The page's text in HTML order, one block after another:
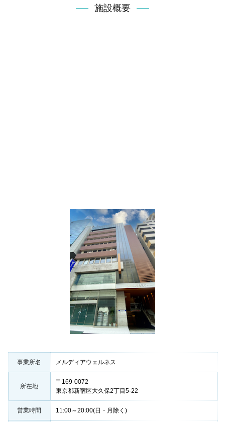
施設概要
事業所名 メルディアウェルネス
所在地
〒169-0072
東京都新宿区大久保2丁目5-22
営業時間 11:00～20:00(日・月除く)